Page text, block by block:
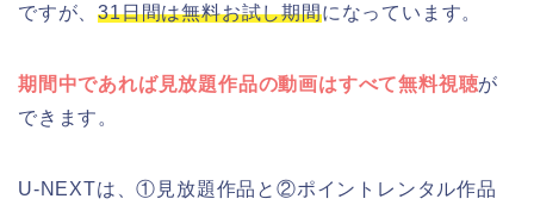
ですが、31日間は無料お試し期間になっています。
期間中であれば見放題作品の動画はすべて無料視聴が
できます。
U-NEXTは、①見放題作品と②ポイントレンタル作品